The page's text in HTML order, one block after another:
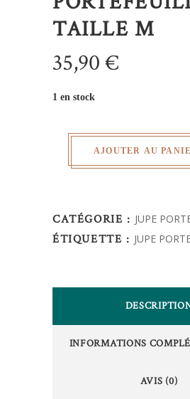
TAILLE M
35,90€
1 en stock
AJOUTER AU
CATÉGORIE : JUPE
ÉTIQUETTE : JUPE
INFORMATIONS
AVIS (0)